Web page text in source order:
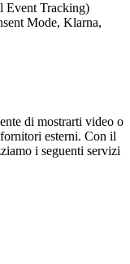
Event Tracking)
Mode, Klarna,
di mostrarti video o
esterni. Con il
i seguenti servizi